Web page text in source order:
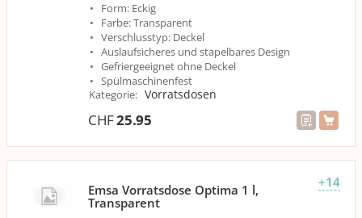
Form: Eckig
Farbe: Transparent
Verschlusstyp: Deckel
Auslaufsicheres und stapelbares Design
Gefriergeeignet ohne Deckel
Spülmaschinenfest
Kategorie: Vorratsdosen
CHF25.95
+14
Emsa Vorratsdose Optima 1 l,
Transparent